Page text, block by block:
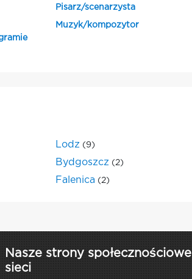
Pisarz/scenarzysta
Muzyk/kompozytor
Lodz (9)
Bydgoszcz (2)
Falenica (2)
Nasze strony społecznościowe
sieci